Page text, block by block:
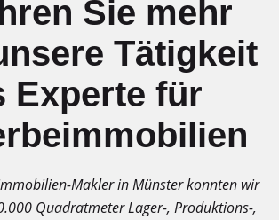
Sie mehr
Tätigkeit
Experte für
Makler in Münster konnten wir
Quadratmeter Lager-, Produktions-,